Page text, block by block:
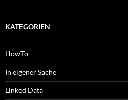
KATEGORIEN
HowTo
In eigener Sache
Linked Data